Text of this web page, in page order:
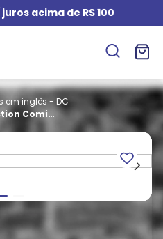
acima de R$ 100
em inglês - DC
Comics
1 #